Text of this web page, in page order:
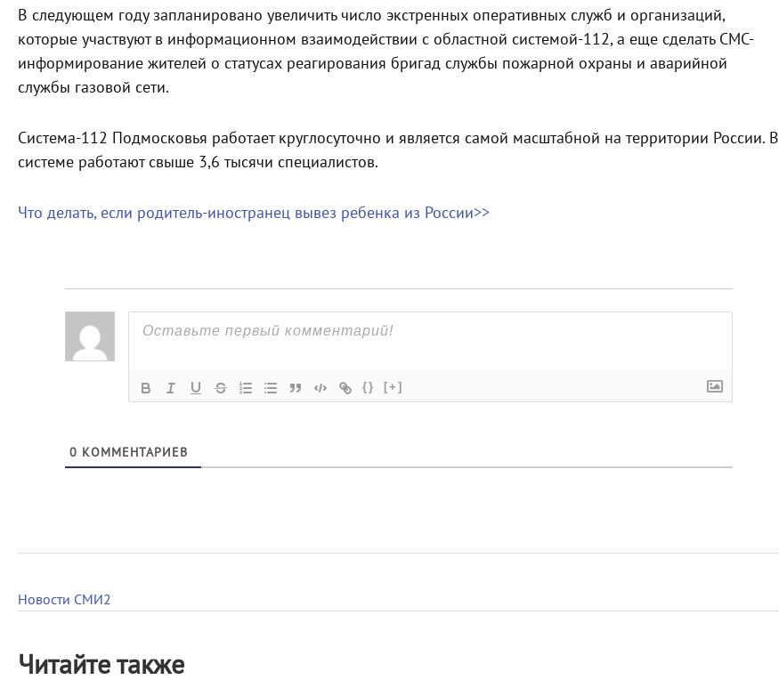
В следующем году запланировано увеличить число экстренных оперативных служб и организаций,
которые участвуют в информационном взаимодействии с областной системой-112, а еще сделать СМС-
информирование жителей о статусах реагирования бригад службы пожарной охраны и аварийной
службы газовой сети.
Система-112 Подмосковья работает круглосуточно и является самой масштабной на территории России. В
системе работают свыше 3,6 тысячи специалистов.
Что делать, если родитель-иностранец вывез ребенка из России>>
{} [+]
0 КОММЕНТАРИЕВ
Новости СМИ2
Читайте также